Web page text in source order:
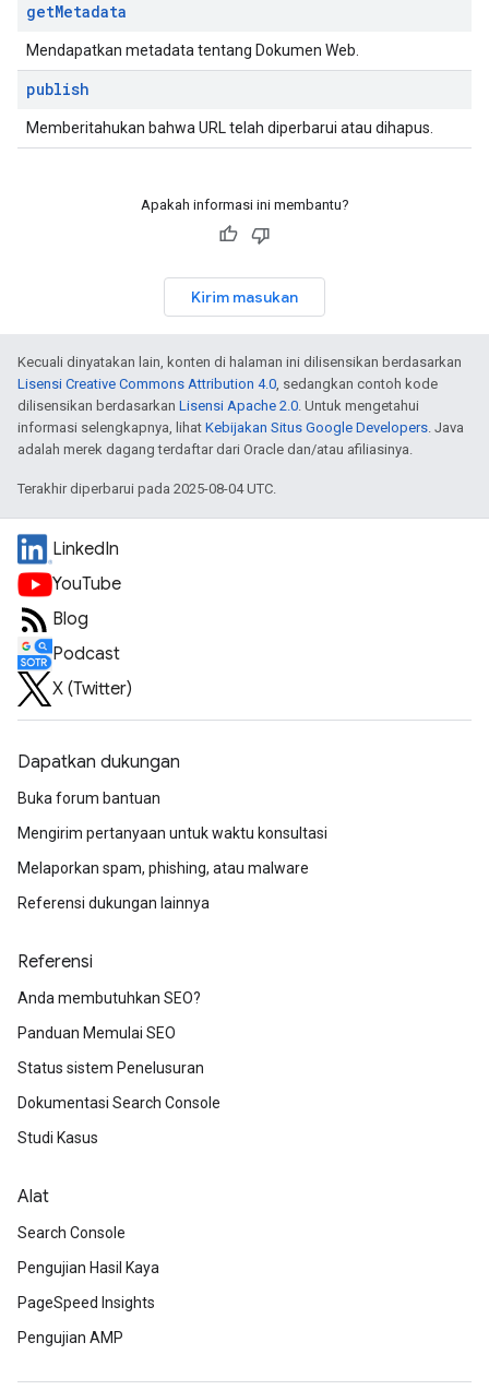
getMetadata
Mendapatkan metadata tentang Dokumen Web.
publish
Memberitahukan bahwa URL telah diperbarui atau dihapus.
Apakah informasi ini membantu?
Kirim masukan
Kecuali dinyatakan lain, konten di halaman ini dilisensikan berdasarkan
Lisensi Creative Commons Attribution 4.0, sedangkan contoh kode
dilisensikan berdasarkan Lisensi Apache 2.0. Untuk mengetahui
informasi selengkapnya, lihat Kebijakan Situs Google Developers. Java
adalah merek dagang terdaftar dari Oracle dan/atau afiliasinya.
Terakhir diperbarui pada 2025-08-04 UTC.
LinkedIn
YouTube
Blog
Podcast
X (Twitter)
Dapatkan dukungan
Buka forum bantuan
Mengirim pertanyaan untuk waktu konsultasi
Melaporkan spam, phishing, atau malware
Referensi dukungan lainnya
Referensi
Anda membutuhkan SEO?
Panduan Memulai SEO
Status sistem Penelusuran
Dokumentasi Search Console
Studi Kasus
Alat
Search Console
Pengujian Hasil Kaya
PageSpeed Insights
Pengujian AMP